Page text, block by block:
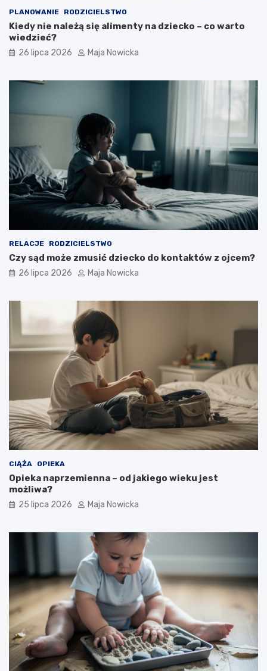
PLANOWANIE RODZICIELSTWO
Kiedy nie należą się alimenty na dziecko – co warto
wiedzieć?
26 lipca 2026 Maja Nowicka
RELACJE RODZICIELSTWO
Czy sąd może zmusić dziecko do kontaktów z ojcem?
26 lipca 2026 Maja Nowicka
CIĄŻA OPIEKA
Opieka naprzemienna – od jakiego wieku jest
możliwa?
25 lipca 2026 Maja Nowicka